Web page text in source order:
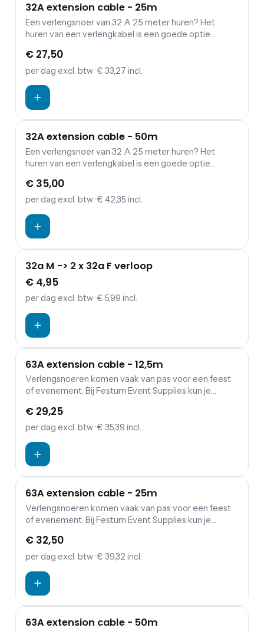
32A extension cable - 25m
Een verlengsnoer van 32 A 25 meter huren? Het
huren van een verlengkabel is een goede optie
verdeelkasten en aggregaten.
€ 27,50
per dag excl. btw· € 33,27 incl.
32A extension cable - 50m
Een verlengsnoer van 32 A 25 meter huren? Het
huren van een verlengkabel is een goede optie
verdeelkasten en aggregaten.
€ 35,00
per dag excl. btw· € 42,35 incl.
32a M -> 2 x 32a F verloop
€ 4,95
per dag excl. btw· € 5,99 incl.
63A extension cable - 12,5m
Verlengsnoeren komen vaak van pas voor een feest
of evenement. Bij Festum Event Supplies kun je
en kabbelmatten.
€ 29,25
per dag excl. btw· € 35,39 incl.
63A extension cable - 25m
Verlengsnoeren komen vaak van pas voor een feest
of evenement. Bij Festum Event Supplies kun je
en kabbelmatten.
€ 32,50
per dag excl. btw· € 39,32 incl.
63A extension cable - 50m